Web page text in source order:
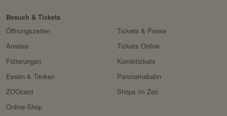
Besuch & Tickets
Öffnungszeiten
Anreise
Fütterungen
Essen & Trinken
ZOOcard
Tickets & Preise
Tickets Online
Kombitickets
Panoramabahn
Shops im Zoo
Online-Shop